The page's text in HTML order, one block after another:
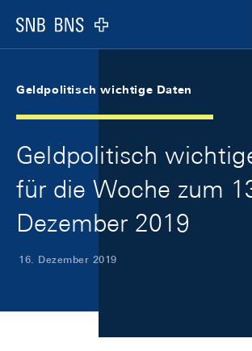
Logo
Geldpolitisch wichtige Daten
Geldpolitisch
für die Woche zum
Dezember 2019
16. Dezember 2019